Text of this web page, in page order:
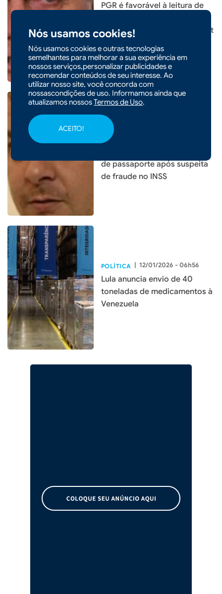
Nós usamos cookies!
Nós usamos cookies e outras tecnologias
semelhantes para melhorar a sua experiência em
nossos serviços,personalizar publicidades e
recomendar conteúdos de seu interesse. Ao
utilizar nosso site, você concorda com
nossascondições de uso. Informamos ainda que
atualizamos nossosTermos de Uso.
ACEITO!
PGR é favorável à leitura de
de Bolsonaro, mas nega Smart
POLÍTICA
Pedido no STF mira Lulinha
de passaporte após suspeita
de fraude no INSS
POLÍTICA | 12/01/2026 - 06h56
Lula anuncia envio de 40
toneladas de medicamentos à
Venezuela